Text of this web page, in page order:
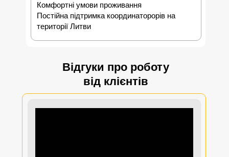
Відгуки про роботу
від клієнтів
Комфортні умови проживання
Постійна підтримка координаторорів на
території Литви